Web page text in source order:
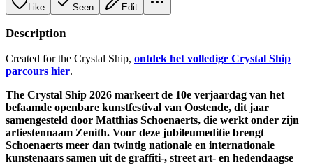
Like Seen Edit
Description
Created for the Crystal Ship, ontdek het volledige Crystal Ship
parcours hier.
The Crystal Ship 2026 markeert de 10e verjaardag van het
befaamde openbare kunstfestival van Oostende, dit jaar
samengesteld door Matthias Schoenaerts, die werkt onder zijn
artiestennaam Zenith. Voor deze jubileumeditie brengt
Schoenaerts meer dan twintig nationale en internationale
kunstenaars samen uit de graffiti-, street art- en hedendaagse